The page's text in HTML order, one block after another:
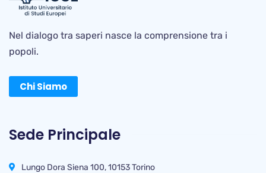
Nel dialogo tra saperi nasce la comprensione tra i
popoli.
Chi Siamo
Sede Principale
Lungo Dora Siena 100, 10153 Torino